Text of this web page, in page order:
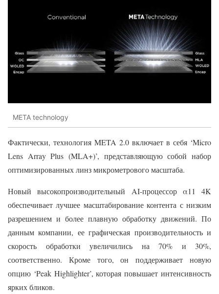
META technology
Фактически, технология META 2.0 включает в себя ‘Micro
Lens Array Plus (MLA+)’, представляющую собой набор
оптимизированных линз микрометрового масштаба.
Новый высокопроизводительный AI-процессор α11 4K
обеспечивает лучшее масштабирование контента с низким
разрешением и более плавную обработку движений. По
данным компании, ее графическая производительность и
скорость обработки увеличились на 70% и 30%,
соответственно. Кроме того, он поддерживает новую
опцию ‘Peak Highlighter’, которая повышает интенсивность
ярких бликов.